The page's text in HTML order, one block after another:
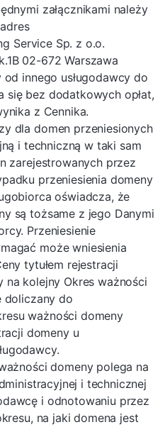
załącznikami należy
Service Sp. z o.o.
02-672 Warszawa
od innego usługodawcy do
się bez dodatkowych opłat,
z Cennika.
dla domen przeniesionych
i techniczną w taki sam
zarejestrowanych przez
przeniesienia domeny
oświadcza, że
są tożsame z jego Danymi
Przeniesienie
może wniesienia
tytułem rejestracji
na kolejny Okres ważności
doliczany do
ważności domeny
domeny u
domeny polega na
i technicznej
i odnotowaniu przez
na jaki domena jest